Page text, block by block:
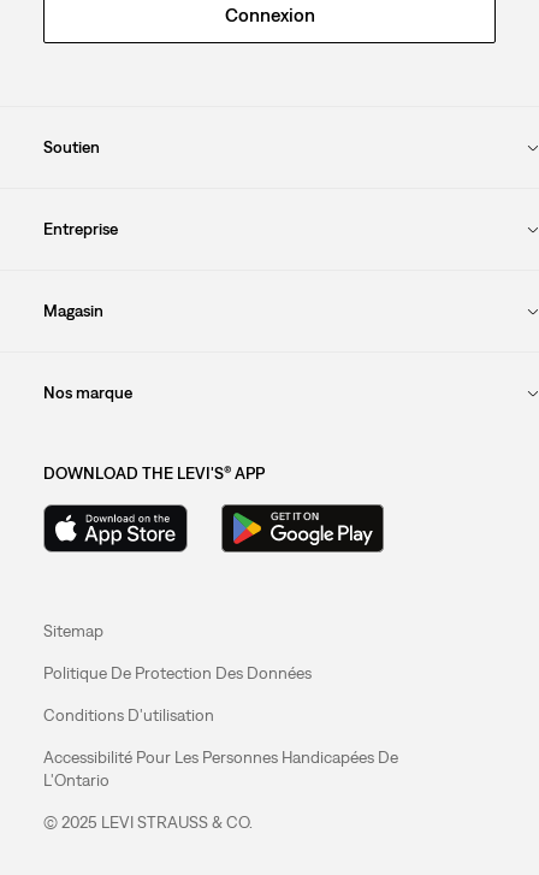
Connexion
Soutien
Entreprise
Magasin
Nos marque
DOWNLOAD THE LEVI'S® APP
Sitemap
Politique De Protection Des Données
Conditions D'utilisation
Accessibilité Pour Les Personnes Handicapées De
L'Ontario
© 2025 LEVI STRAUSS & CO.